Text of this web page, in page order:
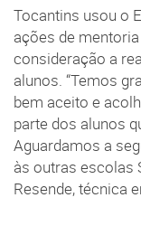
Tocantins usou o
ações de
consideração a
alunos. “Temos
bem aceito e
parte dos alunos
Aguardamos a
às outras escolas
Resende, técnica